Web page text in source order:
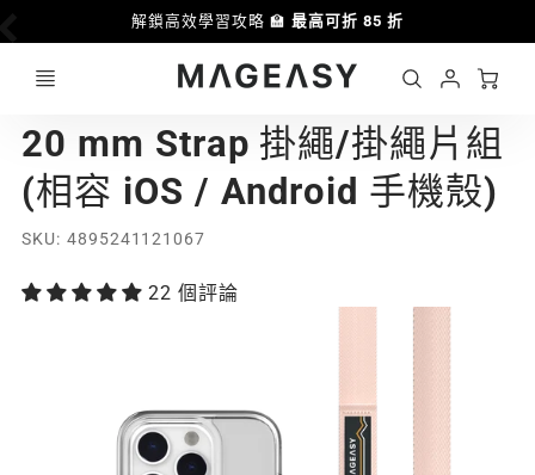
解鎖高效學習攻略 🏫 最高可折 85 折
Account
Login
MAGEASY
20 mm Strap 掛繩/掛繩片組
(相容 iOS / Android 手機殼)
SKU 4895241121067
22 個評論